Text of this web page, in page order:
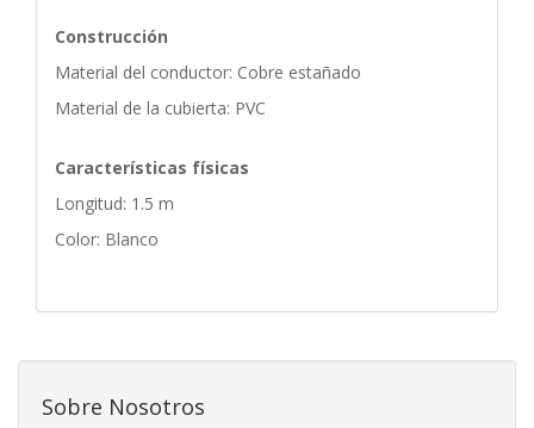
Construcción
Material del conductor: Cobre estañado
Material de la cubierta: PVC
Características físicas
Longitud: 1.5 m
Color: Blanco
Sobre Nosotros